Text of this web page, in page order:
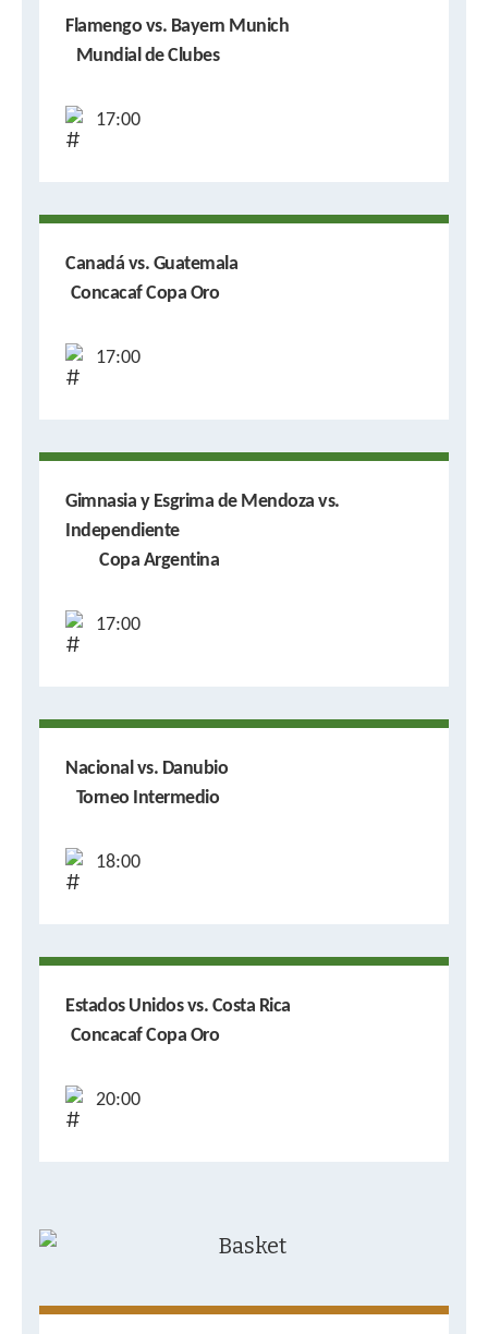
Flamengo vs. Bayern Munich
Mundial de Clubes
17:00
Canadá vs. Guatemala
Concacaf Copa Oro
17:00
Gimnasia y Esgrima de Mendoza vs.
Independiente
Copa Argentina
17:00
Nacional vs. Danubio
Torneo Intermedio
18:00
Estados Unidos vs. Costa Rica
Concacaf Copa Oro
20:00